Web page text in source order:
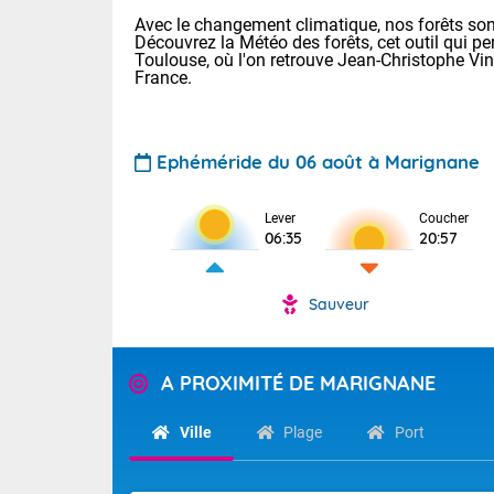
Avec le changement climatique, nos forêts
Découvrez la Météo des forêts, cet outil qui
Toulouse, où l'on retrouve Jean-Christophe
France.
Ephéméride du 06 août à Marignane
Lever
06:35
Coucher
20:57
Sauveur
A PROXIMITÉ DE MARIGNANE
Ville Plage Port
Voici les
Lyon : 33
25 Nancy :
30 Lille : 24
(84). Sur le
de journée,
Sur les